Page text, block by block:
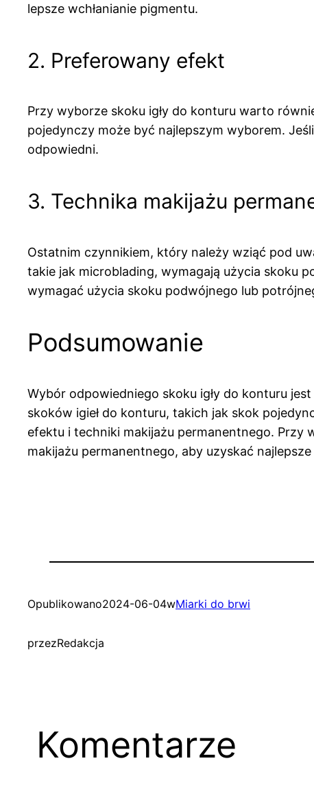
lepsze wchłanianie pigmentu.
2. Preferowany efekt
Przy wyborze skoku igły do konturu warto
pojedynczy może być najlepszym wyborem.
odpowiedni.
3. Technika makijażu
Ostatnim czynnikiem, który należy wziąć pod
takie jak microblading, wymagają użycia skoku
wymagać użycia skoku podwójnego lub
Podsumowanie
Wybór odpowiedniego skoku igły do konturu
skoków igieł do konturu, takich jak skok
efektu i techniki makijażu permanentnego.
makijażu permanentnego, aby uzyskać
Opublikowano2024-06-04wMiarki do brwi
przezRedakcja
Komentarze